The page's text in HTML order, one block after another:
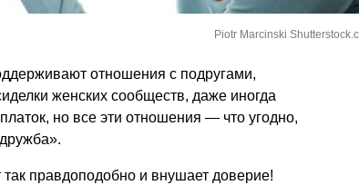
Piotr Marcinski
отношения с подругами,
женских сообществ, даже иногда
но все эти отношения — что угодно,
правдоподобно и внушает доверие!